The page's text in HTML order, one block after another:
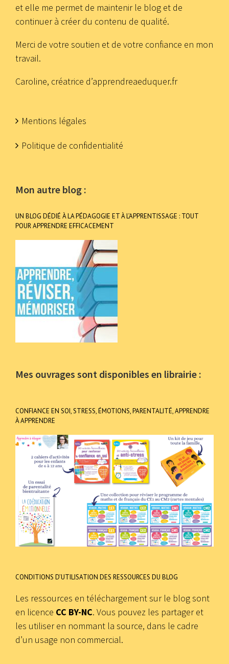
et elle me permet de maintenir le blog et de
continuer à créer du contenu de qualité.
Merci de votre soutien et de votre confiance en mon
travail.
Caroline, créatrice d’apprendreaeduquer.fr
Mentions légales
Politique de confidentialité
Mon autre blog :
UN BLOG DÉDIÉ À LA PÉDAGOGIE ET À L’APPRENTISSAGE : TOUT
POUR APPRENDRE EFFICACEMENT
Mes ouvrages sont disponibles en librairie :
CONFIANCE EN SOI, STRESS, ÉMOTIONS, PARENTALITÉ, APPRENDRE
À APPRENDRE
CONDITIONS D’UTILISATION DES RESSOURCES DU BLOG
Les ressources en téléchargement sur le blog sont
en licence CC BY-NC. Vous pouvez les partager et
les utiliser en nommant la source, dans le cadre
d’un usage non commercial.